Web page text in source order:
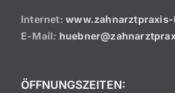
Internet:
E-Mail:
ÖFFNUNGSZEITEN: